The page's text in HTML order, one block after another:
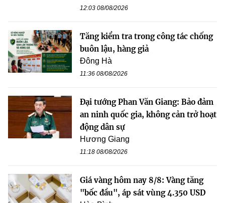
12:03 08/08/2026
Tăng kiểm tra trong công tác chống
buôn lậu, hàng giả
Đông Hà
11:36 08/08/2026
Đại tướng Phan Văn Giang: Bảo đảm
an ninh quốc gia, không cản trở hoạt
động dân sự
Hương Giang
11:18 08/08/2026
Giá vàng hôm nay 8/8: Vàng tăng
"bốc đầu", áp sát vùng 4.350 USD